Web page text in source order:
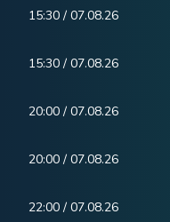
15:30 / 07.08.26
15:30 / 07.08.26
20:00 / 07.08.26
20:00 / 07.08.26
22:00 / 07.08.26